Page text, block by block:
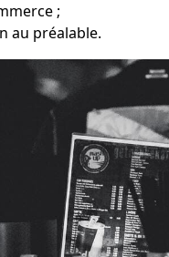
;
au préalable.